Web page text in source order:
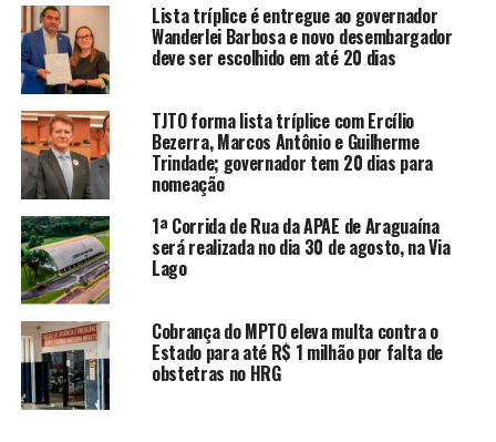
Lista tríplice é entregue ao governador
Wanderlei Barbosa e novo desembargador
deve ser escolhido em até 20 dias
TJTO forma lista tríplice com Ercílio
Bezerra, Marcos Antônio e Guilherme
Trindade; governador tem 20 dias para
nomeação
1ª Corrida de Rua da APAE de Araguaína
será realizada no dia 30 de agosto, na Via
Lago
Cobrança do MPTO eleva multa contra o
Estado para até R$ 1 milhão por falta de
obstetras no HRG